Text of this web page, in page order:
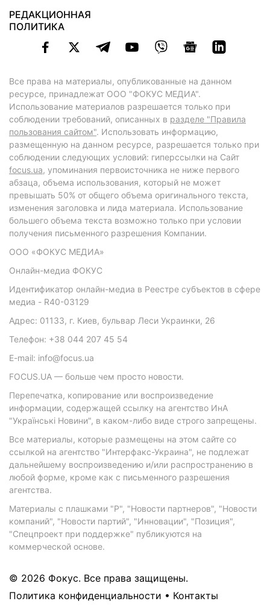
РЕДАКЦИОННАЯ
ПОЛИТИКА
Все права на материалы, опубликованные на данном
ресурсе, принадлежат ООО "ФОКУС МЕДИА".
Использование материалов разрешается только при
соблюдении требований, описанных в разделе "Правила
пользования сайтом". Использовать информацию,
размещенную на данном ресурсе, разрешается только при
соблюдении следующих условий: гиперссылки на Сайт
focus.ua, упоминания первоисточника не ниже первого
абзаца, объема использования, который не может
превышать 50% от общего объема оригинального текста,
изменения заголовка и лида материала. Использование
большего объема текста возможно только при условии
получения письменного разрешения Компании.
ООО «ФОКУС МЕДИА»
Онлайн-медиа ФОКУС
Идентификатор онлайн-медиа в Реестре субъектов в сфере
медиа - R40-03129
Адрес: 01133, г. Киев, бульвар Леси Украинки, 26
Телефон: +38 044 207 45 54
E-mail: info@focus.ua
FOCUS.UA — больше чем просто новости.
Перепечатка, копирование или воспроизведение
информации, содержащей ссылку на агентство ИнА
"Українські Новини", в каком-либо виде строго запрещены.
Все материалы, которые размещены на этом сайте со
ссылкой на агентство "Интерфакс-Украина", не подлежат
дальнейшему воспроизведению и/или распространению в
любой форме, кроме как с письменного разрешения
агентства.
Материалы с плашками "Р", "Новости партнеров", "Новости
компаний", "Новости партий", "Инновации", "Позиция",
"Спецпроект при поддержке" публикуются на
коммерческой основе.
© 2026 Фокус. Все права защищены.
Политика конфиденциальности • Контакты